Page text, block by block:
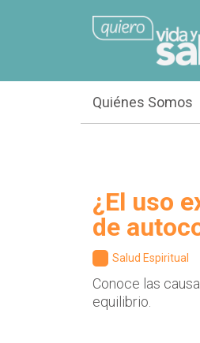
Quiénes Somos
¿El uso
de
Salud Espiritual
Conoce las
equilibrio.